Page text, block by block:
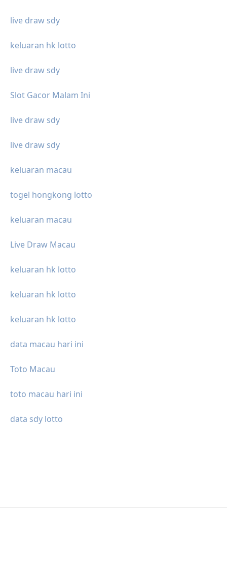
live draw sdy
keluaran hk lotto
live draw sdy
Slot Gacor Malam Ini
live draw sdy
live draw sdy
keluaran macau
togel hongkong lotto
keluaran macau
Live Draw Macau
keluaran hk lotto
keluaran hk lotto
keluaran hk lotto
data macau hari ini
Toto Macau
toto macau hari ini
data sdy lotto